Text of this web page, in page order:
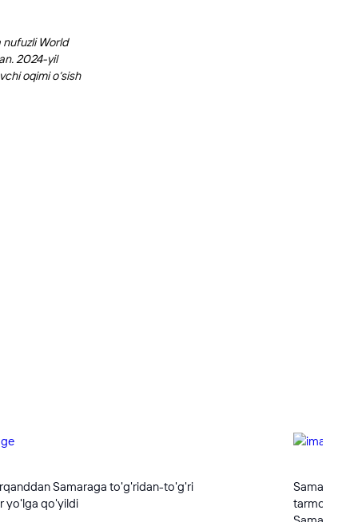
nufuzli World
2024-yil
oqimi o‘sish
Samaraga to'g'ridan-to'g'ri
yo'lga qo'yildi
tarmog‘ini